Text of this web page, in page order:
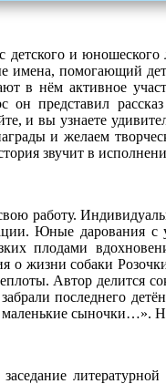
и юношеского
помогающий
в нём активное
он представил
и вы узнаете
и желаем
звучит в
работу.
Юные дарования с
плодами
о жизни собаки
Автор делится
последнего
сыночки…».
заседание